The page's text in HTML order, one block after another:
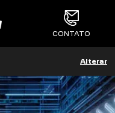
CONTATO
Alterar